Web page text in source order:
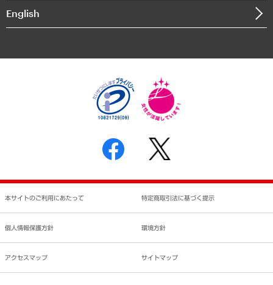
個人情報保護方針
反社会的勢力に対する基本方針
書面による個人情報の開示等の請求の手続きについて
English
本サイトのご利用にあたって 特定商取引法に基づく提示
個人情報保護方針 環境方針
アクセスマップ サイトマップ